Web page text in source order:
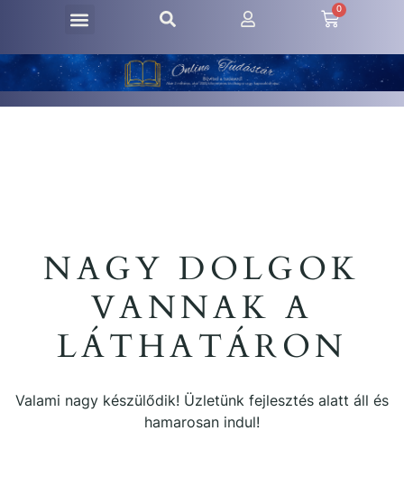
0
NAGY DOLGOK
VANNAK A
LÁTHATÁRON
Valami nagy készülődik! Üzletünk fejlesztés alatt áll és
hamarosan indul!